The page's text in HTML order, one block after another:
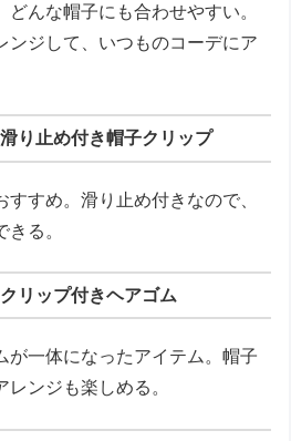
んな帽子にも合わせやすい。
ンジして、いつものコーデにア
り止め付き帽子クリップ
すめ。滑り止め付きなので、
る。
リップ付きヘアゴム
が一体になったアイテム。帽子
ンジも楽しめる。